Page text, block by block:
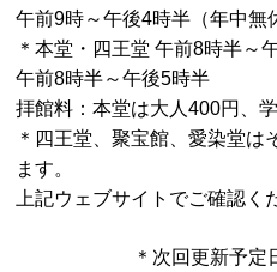
午前9時～午後4時半（年中無
＊本堂・四王堂 午前8時半～
午前8時半～午後5時半
拝館料：本堂は大人400円、
＊四王堂、聚宝館、愛染堂は
ます。
上記ウェブサイトでご確認く
＊次回更新予定